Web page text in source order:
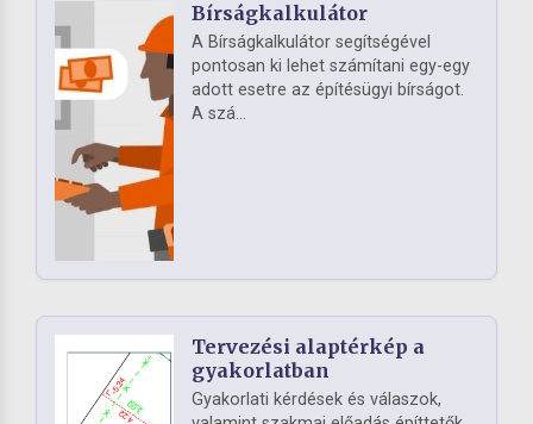
Bírságkalkulátor
A Bírságkalkulátor segítségével
pontosan ki lehet számítani egy-egy
adott esetre az építésügyi bírságot.
A szá...
Tervezési alaptérkép a
gyakorlatban
Gyakorlati kérdések és válaszok,